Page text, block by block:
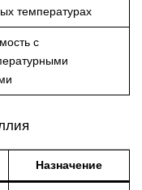
температурах
с
Назначение